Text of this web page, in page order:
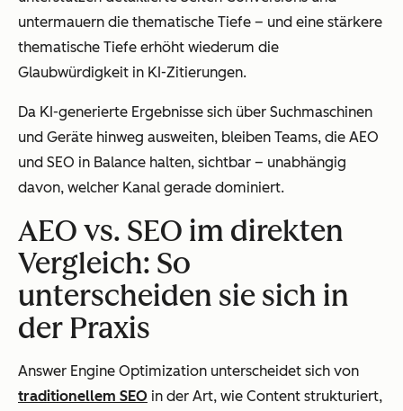
untermauern die thematische Tiefe – und eine stärkere
thematische Tiefe erhöht wiederum die
Glaubwürdigkeit in KI-Zitierungen.
Da KI-generierte Ergebnisse sich über Suchmaschinen
und Geräte hinweg ausweiten, bleiben Teams, die AEO
und SEO in Balance halten, sichtbar – unabhängig
davon, welcher Kanal gerade dominiert.
AEO vs. SEO im direkten
Vergleich: So
unterscheiden sie sich in
der Praxis
Answer Engine Optimization unterscheidet sich von
traditionellem SEO in der Art, wie Content strukturiert,